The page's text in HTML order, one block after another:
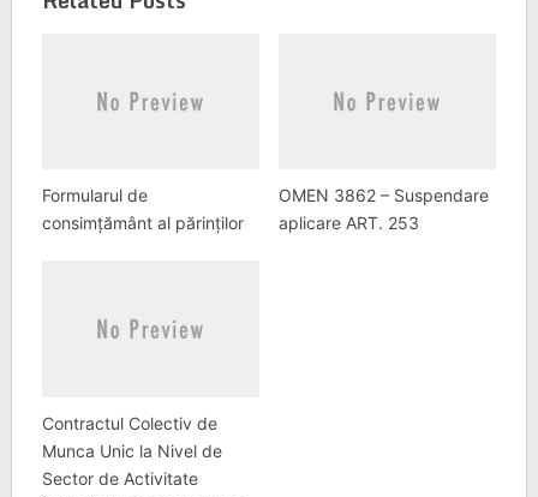
Formularul de
consimțământ al părinților
OMEN 3862 – Suspendare
aplicare ART. 253
Contractul Colectiv de
Munca Unic la Nivel de
Sector de Activitate